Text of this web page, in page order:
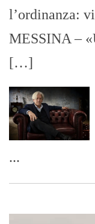
l’ordinanza:
MESSINA –
[…]
...